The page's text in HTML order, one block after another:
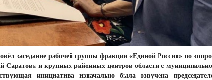
заседание рабочей группы фракции «Единой России» по
Саратова и крупных районных центров области с
инициатива изначально была озвучена